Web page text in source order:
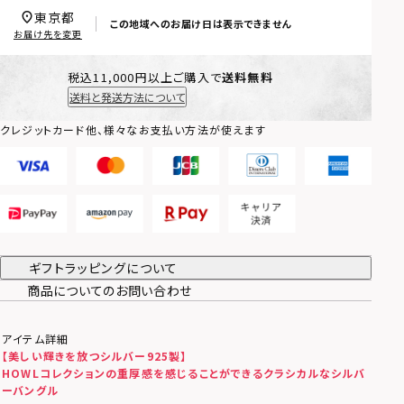
この地域へのお届け日は表示できません
東京都
お届け先を変更
税込11,000円以上ご購入で送料無料
送料と発送方法について
クレジットカード他、様々なお支払い方法が使えます
ギフトラッピングについて
商品についてのお問い合わせ
アイテム詳細
【美しい輝きを放つシルバー925製】
HOWLコレクションの重厚感を感じることができるクラシカルなシルバ
ーバングル